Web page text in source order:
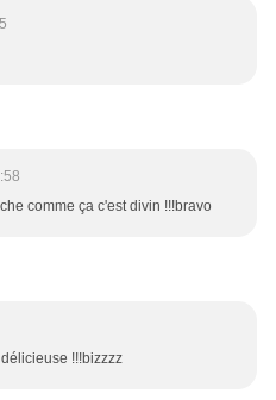
comme ça c'est divin !!!bravo
!!!bizzzz